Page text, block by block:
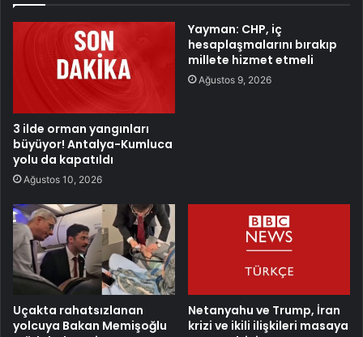
3 ilde orman yangınları
büyüyor! Antalya-Kumluca
yolu da kapatıldı
Ağustos 10, 2026
Yayman: CHP, iç
hesaplaşmalarını bırakıp
millete hizmet etmeli
Ağustos 9, 2026
Uçakta rahatsızlanan
yolcuya Bakan Memişoğlu
Netanyahu ve Trump, İran
krizi ve ikili ilişkileri masaya